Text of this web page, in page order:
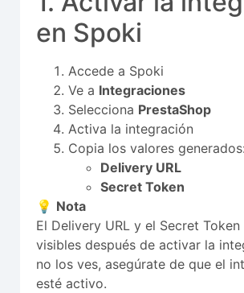
en Spoki
Accede a Spoki
Ve a Integraciones
Selecciona PrestaShop
Activa la integración
Copia los valores generados:
Delivery URL
Secret Token
💡 Nota
El Delivery URL y el Secret
visibles después de activar la
no los ves, asegúrate de que el
esté activo.